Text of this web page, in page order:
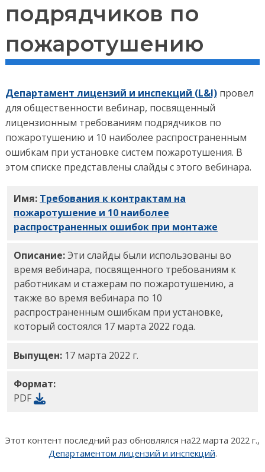
подрядчиков по
пожаротушению
Департамент лицензий и инспекций (L&I)провел
для общественности вебинар, посвященный
лицензионным требованиям подрядчиков по
пожаротушению и 10 наиболее распространенным
ошибкам при установке систем пожаротушения. В
этом списке представлены слайды с этого вебинара.
Имя: Требования к контрактам на
пожаротушение и 10 наиболее
распространенных ошибок при монтаже
Описание:Эти слайды были использованы во
время вебинара, посвященного требованиям к
работникам и стажерам по пожаротушению, а
также во время вебинара по 10
распространенным ошибкам при установке,
который состоялся 17 марта 2022 года.
Выпущен: 17 марта 2022 г.
Формат:
PDF
Этот контент последний раз обновлялся на22 марта 2022 г.,
Департаментом лицензий и инспекций.